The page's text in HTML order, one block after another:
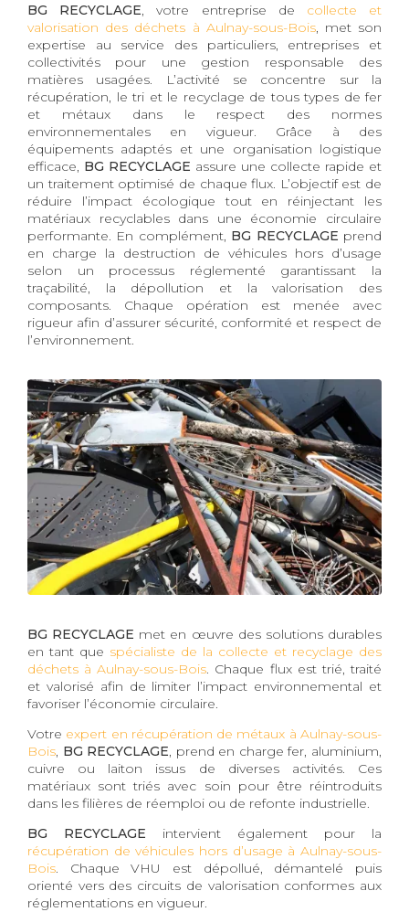
BG RECYCLAGE, votre entreprise de collecte et
valorisation des déchets à Aulnay-sous-Bois, met son
expertise au service des particuliers, entreprises et
collectivités pour une gestion responsable des
matières usagées. L’activité se concentre sur la
récupération, le tri et le recyclage de tous types de fer
et métaux dans le respect des normes
environnementales en vigueur. Grâce à des
équipements adaptés et une organisation logistique
efficace, BG RECYCLAGE assure une collecte rapide et
un traitement optimisé de chaque flux. L’objectif est de
réduire l’impact écologique tout en réinjectant les
matériaux recyclables dans une économie circulaire
performante. En complément, BG RECYCLAGE prend
en charge la destruction de véhicules hors d’usage
selon un processus réglementé garantissant la
traçabilité, la dépollution et la valorisation des
composants. Chaque opération est menée avec
rigueur afin d’assurer sécurité, conformité et respect de
l’environnement.
BG RECYCLAGE met en œuvre des solutions durables
en tant que spécialiste de la collecte et recyclage des
déchets à Aulnay-sous-Bois. Chaque flux est trié, traité
et valorisé afin de limiter l’impact environnemental et
favoriser l’économie circulaire.
Votre expert en récupération de métaux à Aulnay-sous-
Bois, BG RECYCLAGE, prend en charge fer, aluminium,
cuivre ou laiton issus de diverses activités. Ces
matériaux sont triés avec soin pour être réintroduits
dans les filières de réemploi ou de refonte industrielle.
BG RECYCLAGE intervient également pour la
récupération de véhicules hors d’usage à Aulnay-sous-
Bois. Chaque VHU est dépollué, démantelé puis
orienté vers des circuits de valorisation conformes aux
réglementations en vigueur.